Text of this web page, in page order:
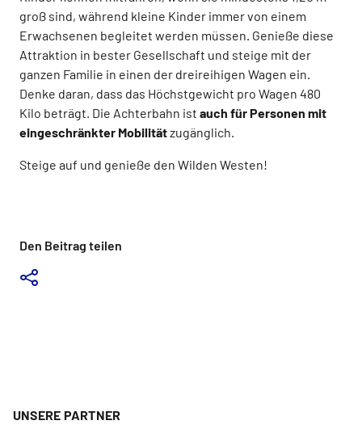
Den Beitrag teilen
groß sind, während kleine Kinder immer von einem
Erwachsenen begleitet werden müssen. Genieße diese
Attraktion in bester Gesellschaft und steige mit der
ganzen Familie in einen der dreireihigen Wagen ein.
Denke daran, dass das Höchstgewicht pro Wagen 480
Kilo beträgt. Die Achterbahn ist auch für Personen mit
eingeschränkter Mobilitätzugänglich.
Steige auf und genieße den Wilden Westen!
UNSERE PARTNER